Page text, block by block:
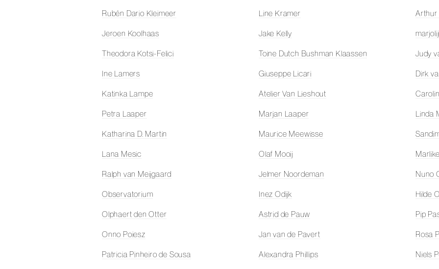
Rubén Dario Kleimeer Line Kramer Arthur
Jeroen Koolhaas Jake Kelly
Theodora Kotsi-Felici Toine Dutch Bushman Klaassen Judy
Ine Lamers Giuseppe Licari Dirk
Katinka Lampe Atelier Van Lieshout
Petra Laaper Marjan Laaper Linda
Katharina D. Martin Maurice Meewisse
Lana Mesic Olaf Mooij
Ralph van Meijgaard Jelmer Noordeman Nuno
Observatorium Inez Odijk Hilde
Olphaert den Otter Astrid de Pauw Pip
Onno Poiesz Jan van de Pavert Rosa
Patricia Pinheiro de Sousa Alexandra Phillips Niels